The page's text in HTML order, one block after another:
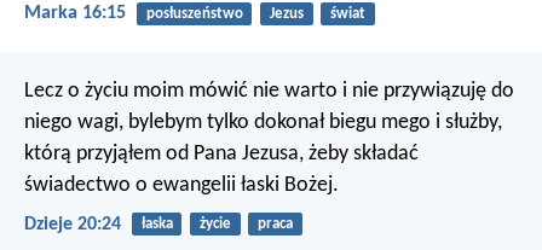
Marka 16:15 posłuszeństwo Jezus świat
Lecz o życiu moim mówić nie warto i nie przywiązuję do
niego wagi, bylebym tylko dokonał biegu mego i służby,
którą przyjąłem od Pana Jezusa, żeby składać
świadectwo o ewangelii łaski Bożej.
Dzieje 20:24 łaska życie praca